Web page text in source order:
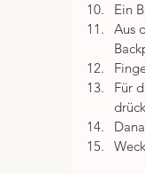
Ein
Aus
Für